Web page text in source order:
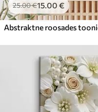
25.00€15.00 €